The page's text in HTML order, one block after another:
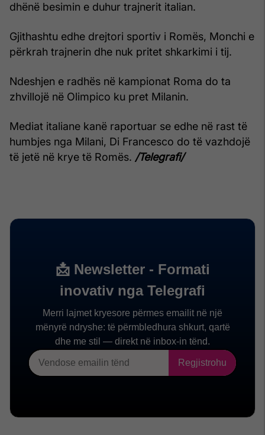
dhënë besimin e duhur trajnerit italian.
Gjithashtu edhe drejtori sportiv i Romës, Monchi e
përkrah trajnerin dhe nuk pritet shkarkimi i tij.
Ndeshjen e radhës në kampionat Roma do ta
zhvillojë në Olimpico ku pret Milanin.
Mediat italiane kanë raportuar se edhe në rast të
humbjes nga Milani, Di Francesco do të vazhdojë
të jetë në krye të Romës. /Telegrafi/